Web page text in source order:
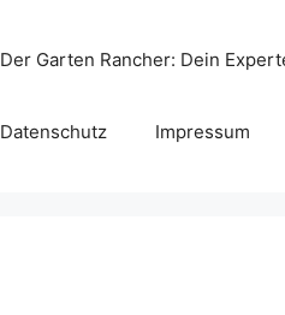
Der Garten Rancher: Dein
Datenschutz Impressum